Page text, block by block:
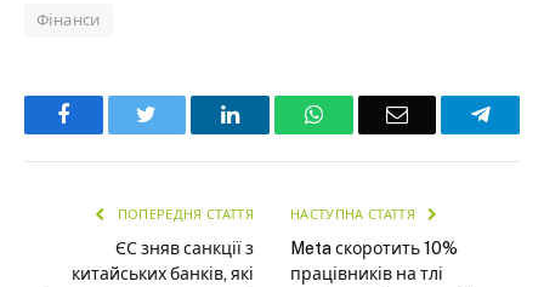
Фінанси
Facebook LinkedInWhatsAppEmail
ПОПЕРЕДНЯ СТАТТЯ
ЄС зняв санкції з
китайських банків, які
НАСТУПНА СТАТТЯ
Meta скоротить 10%
працівників на тлі